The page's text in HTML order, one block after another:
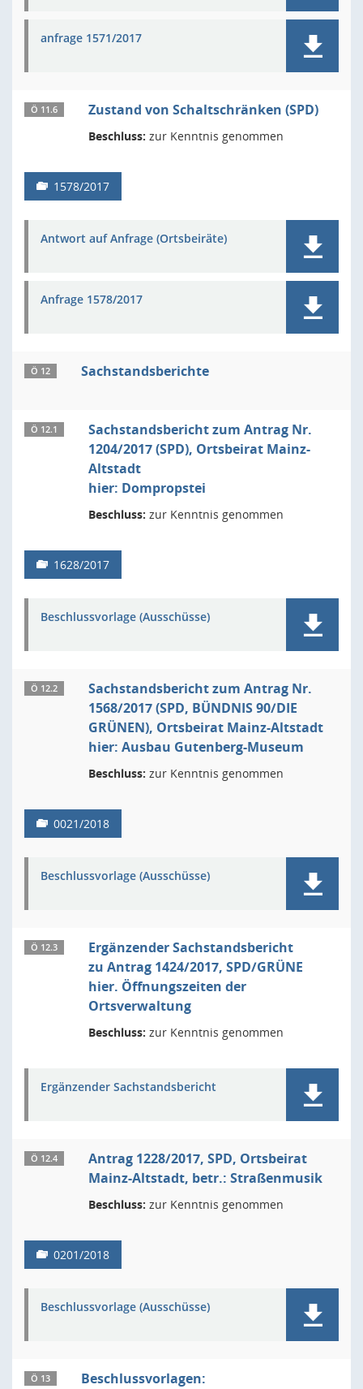
anfrage 1571/2017
Ö 11.6 Zustand von Schaltschränken (SPD)
Beschluss: zur Kenntnis genommen
1578/2017
Antwort auf Anfrage (Ortsbeiräte)
Anfrage 1578/2017
Ö 12 Sachstandsberichte
Ö 12.1
Sachstandsbericht zum Antrag Nr.
1204/2017 (SPD), Ortsbeirat Mainz-
Altstadt
hier: Dompropstei
Beschluss: zur Kenntnis genommen
1628/2017
Beschlussvorlage (Ausschüsse)
Ö 12.2
Sachstandsbericht zum Antrag Nr.
1568/2017 (SPD, BÜNDNIS 90/DIE
GRÜNEN), Ortsbeirat Mainz-Altstadt
hier: Ausbau Gutenberg-Museum
Beschluss: zur Kenntnis genommen
0021/2018
Beschlussvorlage (Ausschüsse)
Ö 12.3
Ergänzender Sachstandsbericht
zu Antrag 1424/2017, SPD/GRÜNE
hier. Öffnungszeiten der
Ortsverwaltung
Beschluss: zur Kenntnis genommen
Ergänzender Sachstandsbericht
Ö 12.4
Antrag 1228/2017, SPD, Ortsbeirat
Mainz-Altstadt, betr.: Straßenmusik
Beschluss: zur Kenntnis genommen
0201/2018
Beschlussvorlage (Ausschüsse)
Ö 13 Beschlussvorlagen: